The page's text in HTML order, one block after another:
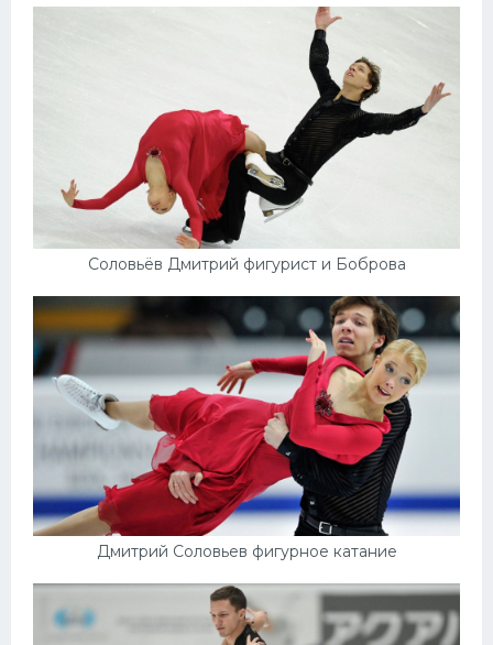
Соловьёв Дмитрий фигурист и Боброва
Дмитрий Соловьев фигурное катание